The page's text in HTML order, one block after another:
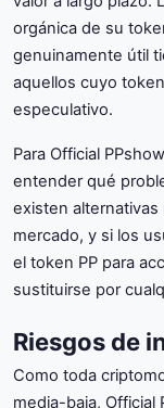
orgánica de su
genuinamente útil
aquellos cuyo
especulativo.
Para Official
entender qué
existen
mercado, y si los
el token PP para
sustituirse por
Riesgos de
Como toda
media-baja, Official